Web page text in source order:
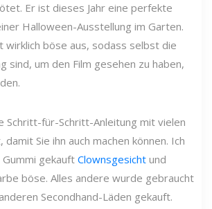
Er ist dieses Jahr eine perfekte
Halloween-Ausstellung im Garten.
wirklich böse aus, sodass selbst die
sind, um den Film gesehen zu haben,
Schritt-für-Schritt-Anleitung mit vielen
Sie ihn auch machen können. Ich
gekauft Clownsgesicht und
böse. Alles andere wurde gebraucht
Secondhand-Läden gekauft.